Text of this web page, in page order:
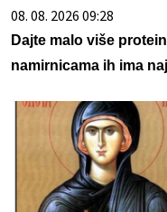
08. 08. 2026 09:28
Dajte malo više
namirnicama ih ima